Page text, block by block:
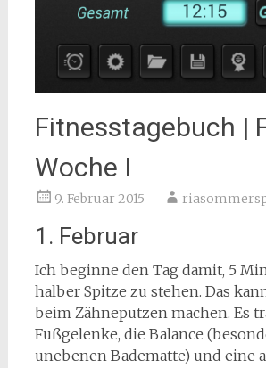
Fitnesstagebuch |
Woche I
9. Februar 2015
1. Februar
Ich beginne den Tag damit, 5
halber Spitze zu stehen. Das
beim Zähneputzen machen. Es
Fußgelenke, die Balance
unebenen Badematte) und eine